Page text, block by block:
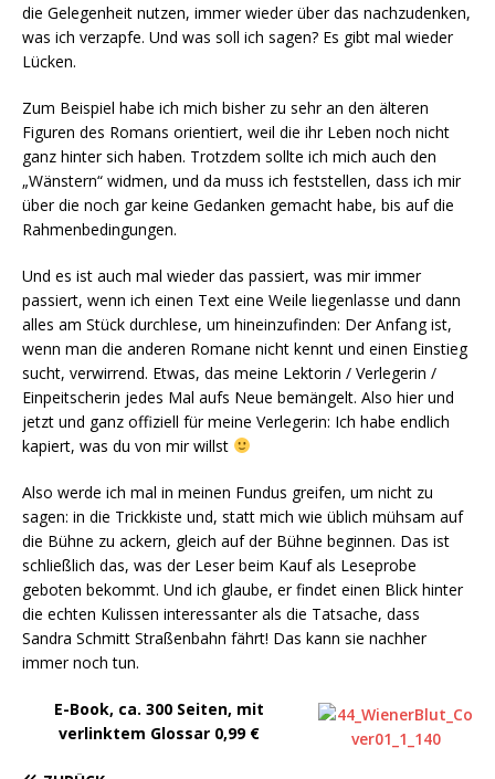
die Gelegenheit nutzen, immer wieder über das nachzudenken,
was ich verzapfe. Und was soll ich sagen? Es gibt mal wieder
Lücken.
Zum Beispiel habe ich mich bisher zu sehr an den älteren
Figuren des Romans orientiert, weil die ihr Leben noch nicht
ganz hinter sich haben. Trotzdem sollte ich mich auch den
„Wänstern“ widmen, und da muss ich feststellen, dass ich mir
über die noch gar keine Gedanken gemacht habe, bis auf die
Rahmenbedingungen.
Und es ist auch mal wieder das passiert, was mir immer
passiert, wenn ich einen Text eine Weile liegenlasse und dann
alles am Stück durchlese, um hineinzufinden: Der Anfang ist,
wenn man die anderen Romane nicht kennt und einen Einstieg
sucht, verwirrend. Etwas, das meine Lektorin / Verlegerin /
Einpeitscherin jedes Mal aufs Neue bemängelt. Also hier und
jetzt und ganz offiziell für meine Verlegerin: Ich habe endlich
kapiert, was du von mir willst
Also werde ich mal in meinen Fundus greifen, um nicht zu
sagen: in die Trickkiste und, statt mich wie üblich mühsam auf
die Bühne zu ackern, gleich auf der Bühne beginnen. Das ist
schließlich das, was der Leser beim Kauf als Leseprobe
geboten bekommt. Und ich glaube, er findet einen Blick hinter
die echten Kulissen interessanter als die Tatsache, dass
Sandra Schmitt Straßenbahn fährt! Das kann sie nachher
immer noch tun.
E-Book, ca. 300 Seiten, mit
verlinktem Glossar 0,99 €